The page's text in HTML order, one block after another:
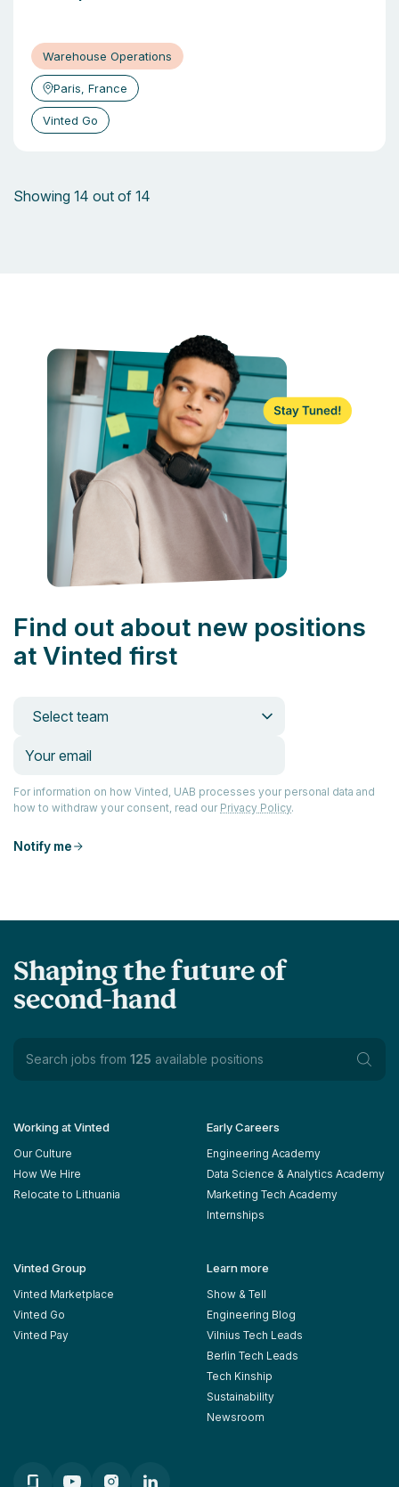
Warehouse Operations
Paris, France
Vinted Go
Showing 14 out of 14
Find out about new positions
at Vinted first
Select team
For information on how Vinted, UAB processes your personal data and
how to withdraw your consent, read our Privacy Policy.
Notify me
Shaping the future of
second-hand
Search jobs from 125 available positions
Working at Vinted
Our Culture
How We Hire
Relocate to Lithuania
Early Careers
Engineering Academy
Data Science & Analytics Academy
Marketing Tech Academy
Internships
Vinted Group
Vinted Marketplace
Vinted Go
Vinted Pay
Learn more
Show & Tell
Engineering Blog
Vilnius Tech Leads
Berlin Tech Leads
Tech Kinship
Sustainability
Newsroom